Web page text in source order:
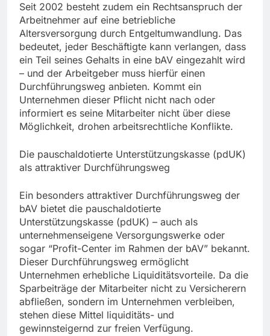
Seit 2002 besteht zudem ein Rechtsanspruch der
Arbeitnehmer auf eine betriebliche
Altersversorgung durch Entgeltumwandlung. Das
bedeutet, jeder Beschäftigte kann verlangen, dass
ein Teil seines Gehalts in eine bAV eingezahlt wird
– und der Arbeitgeber muss hierfür einen
Durchführungsweg anbieten. Kommt ein
Unternehmen dieser Pflicht nicht nach oder
informiert es seine Mitarbeiter nicht über diese
Möglichkeit, drohen arbeitsrechtliche Konflikte.
Die pauschaldotierte Unterstützungskasse (pdUK)
als attraktiver Durchführungsweg
Ein besonders attraktiver Durchführungsweg der
bAV bietet die pauschaldotierte
Unterstützungskasse (pdUK) – auch als
unternehmenseigene Versorgungswerke oder
sogar “Profit-Center im Rahmen der bAV” bekannt.
Dieser Durchführungsweg ermöglicht
Unternehmen erhebliche Liquiditätsvorteile. Da die
Sparbeiträge der Mitarbeiter nicht zu Versicherern
abfließen, sondern im Unternehmen verbleiben,
stehen diese Mittel liquiditäts- und
gewinnsteigernd zur freien Verfügung.